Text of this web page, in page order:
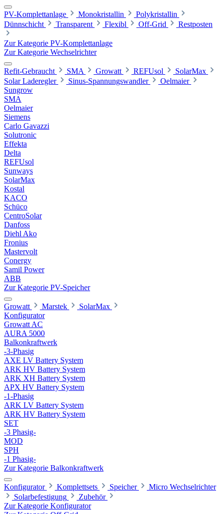
PV-Komplettanlage Monokristallin
Polykristallin
Dünnschicht
Transparent Flexibl Off-Grid Restposten
Zur Kategorie PV-Komplettanlage
Zur Kategorie Wechselrichter
Refit-Gebraucht SMA Growatt REFUsol
SolarMax
Solar Laderegler
Sinus-Spannungswandler
Oelmaier
Sungrow
SMA
Oelmaier
Siemens
Carlo Gavazzi
Solutronic
Effekta
Delta
REFUsol
Sunways
SolarMax
Kostal
KACO
Schüco
CentroSolar
Danfoss
Diehl Ako
Fronius
Mastervolt
Conergy
Samil Power
ABB
Zur Kategorie PV-Speicher
Growatt Marstek
SolarMax
Konfigurator
Growatt AC
AURA 5000
Balkonkraftwerk
-3-Phasig
AXE LV Battery System
ARK HV Battery System
ARK XH Battery System
APX HV Battery System
-1-Phasig
ARK LV Battery System
ARK HV Battery System
SET
-3 Phasig-
MOD
SPH
-1 Phasig-
Zur Kategorie Balkonkraftwerk
Konfigurator Komplettsets Speicher
Micro Wechselrichter
Solarbefestigung
Zubehör
Zur Kategorie Konfigurator